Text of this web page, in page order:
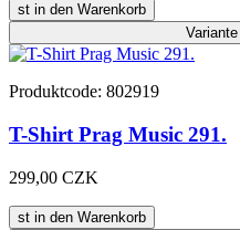
st in den Warenkorb
Variante
Produktcode: 802919
T-Shirt Prag Music 291.
299,00 CZK
st in den Warenkorb